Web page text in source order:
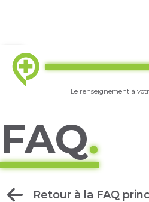
TOP Essayer GI Q
Le renseignement à
FAQ.
Retour à la FAQ